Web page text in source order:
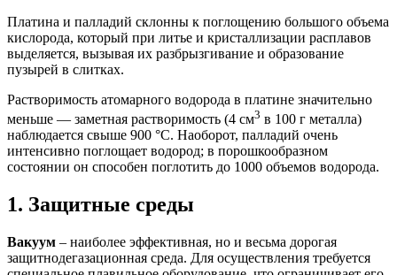
Платина и палладий склонны к поглощению большого объема
кислорода, который при литье и кристаллизации расплавов
выделяется, вызывая их разбрызгивание и образование
пузырей в слитках.
Растворимость атомарного водорода в платине значительно
меньше — заметная растворимость (4 см3 в 100 г металла)
наблюдается свыше 900 °С. Наоборот, палладий очень
интенсивно поглощает водород; в порошкообразном
состоянии он способен поглотить до 1000 объемов водорода.
1. Защитные среды
Вакуум – наиболее эффективная, но и весьма дорогая
защитнодегазационная среда. Для осуществления требуется